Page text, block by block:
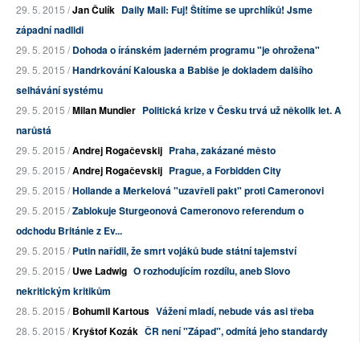
29. 5. 2015 /Jan Čulík Daily Mail: Fuj! Štítíme se uprchlíků! Jsme
západní nadlidi
29. 5. 2015 /Dohoda o íránském jaderném programu "je ohrožena"
29. 5. 2015 /Handrkování Kalouska a Babiše je dokladem dalšího
selhávání systému
29. 5. 2015 /Milan Mundier Politická krize v Česku trvá už několik let. A
narůstá
29. 5. 2015 /Andrej Rogačevskij Praha, zakázané město
29. 5. 2015 /Andrej Rogačevskij Prague, a Forbidden City
29. 5. 2015 /Hollande a Merkelová "uzavřeli pakt" proti Cameronovi
29. 5. 2015 /Zablokuje Sturgeonová Cameronovo referendum o
odchodu Británie z Ev...
29. 5. 2015 /Putin nařídil, že smrt vojáků bude státní tajemství
29. 5. 2015 /Uwe Ladwig O rozhodujícím rozdílu, aneb Slovo
nekritickým kritikům
28. 5. 2015 /Bohumil Kartous Vážení mladí, nebude vás asi třeba
28. 5. 2015 /Kryštof Kozák ČR není "Západ", odmítá jeho standardy